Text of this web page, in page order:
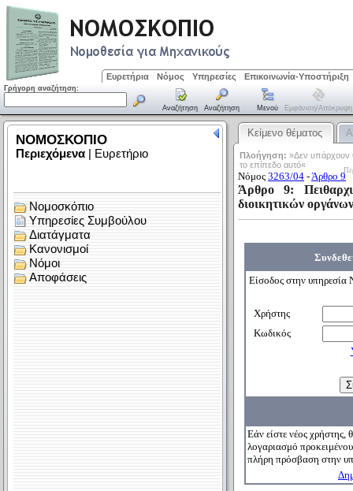
Ευρετήρια Νόμος Υπηρεσίες Επικοινωνία-Υποστήριξη
Γρήγορη αναζήτηση:
Αναζήτηση Αναζήτηση Μενού Εμφάνιση/απόκρυψη
Κείμενο θέματος